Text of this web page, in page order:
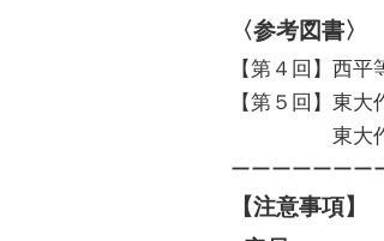
〈参考図書〉
【第４回】西
【第５回】東
東大作著「内
ーーーーーーー
【注意事項】